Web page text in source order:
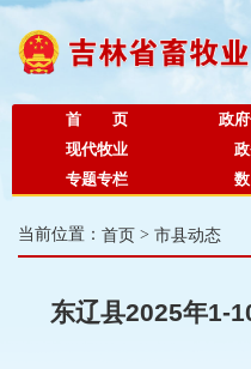
首 页 政
现代牧业
专题专栏
当前位置： 首页 > 市县动态
东辽县2025年1-